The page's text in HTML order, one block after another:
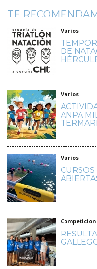
TE
Varios
DE
Varios
ANPA
Varios